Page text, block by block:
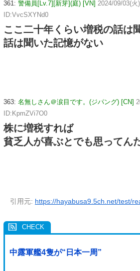
361: 警備員[Lv.7][新芽](庭) [VN] 2024/09/03(
ID:VvcSXYNd0
ここ二十年くらい増税の話は
話は聞いた記憶がない
363: 名無しさん＠涙目です。(ジパング) [CN]
ID:KpmZVi7O0
株に増税すれば
貧乏人が喜ぶとでも思ってん
引用元: https://hayabusa9.5ch.net/test/
中露軍艦4隻が“日本一周”